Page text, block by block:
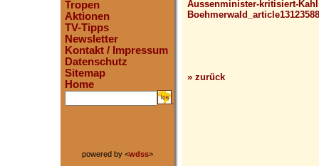
Tropen
Aktionen
TV-Tipps
Newsletter
Kontakt / Impressum
Datenschutz
Sitemap
Home
.
powered by <wdss>
Aussenminister-kritisiert-
» zurück